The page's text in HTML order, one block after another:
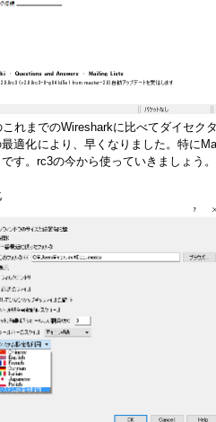
これまでのWiresharkに比べてダイセク
適化により、早くなりました。特に
す。rc3の今から使っていきましょう